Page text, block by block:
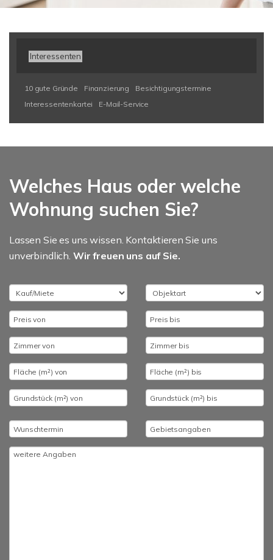
Interessenten
10 gute Gründe Finanzierung
Besichtigungstermine
Interessentenkartei
E-Mail-Service
Welches Haus oder welche
Wohnung suchen Sie?
Lassen Sie es uns wissen. Kontaktieren Sie uns
unverbindlich. Wir freuen uns auf Sie.